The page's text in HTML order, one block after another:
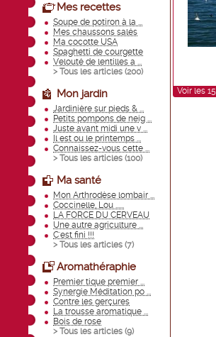
Mes recettes
Soupe de potiron à la ...
Mes chaussons salés
Ma cocotte USA
Spaghetti de courgette
Velouté de lentilles a ...
> Tous les articles (200)
Mon jardin
Jardinière sur pieds & ...
Petits pompons de neig ...
Juste avant midi une v ...
Il est ou le printemps ...
Connaissez-vous cette ...
> Tous les articles (100)
Ma santé
Mon Arthrodèse lombair ...
Coccinelle, Lou ......
LA FORCE DU CERVEAU
Une autre agriculture ...
C'est fini !!!
> Tous les articles (7)
Aromathéraphie
Premier tique premier ...
Synergie Méditation po ...
Contre les gerçures
La trousse aromatique ...
Bois de rose
> Tous les articles (9)
Voir les 15